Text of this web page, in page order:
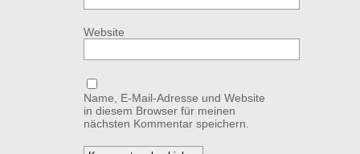
Website
Name, E-Mail-Adresse und Website
in diesem Browser für meinen
nächsten Kommentar speichern.